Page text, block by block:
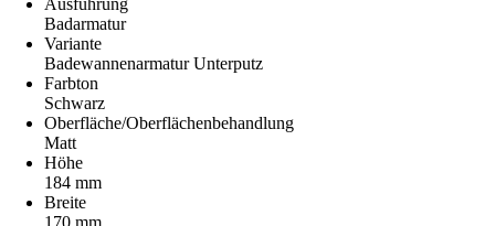
Ausführung
Badarmatur
Variante
Badewannenarmatur Unterputz
Farbton
Schwarz
Oberfläche/Oberflächenbehandlung
Matt
Höhe
184 mm
Breite
170 mm